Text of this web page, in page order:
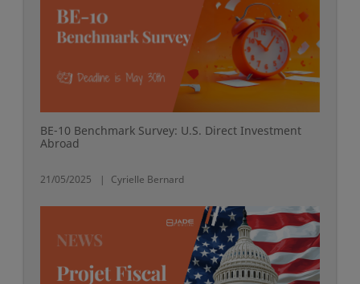
BE-10 Benchmark Survey: U.S. Direct Investment
Abroad
21/05/2025 Cyrielle Bernard